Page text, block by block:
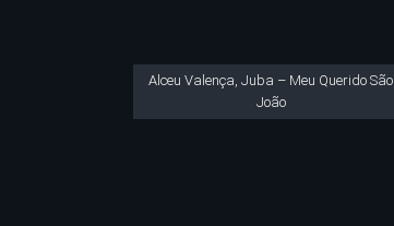
Alceu Valença, Juba – Meu Querido São
João